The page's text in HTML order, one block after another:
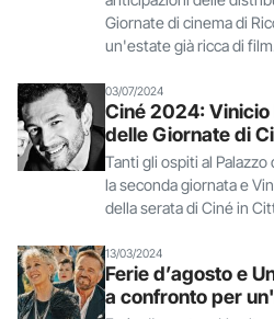
Giornate di cinema di
un'estate già ricca di
03/07/2024
Ciné 2024:
delle Giornate di
Tanti gli ospiti al
la seconda giornata e
della serata di Ciné in
13/03/2024
Ferie d’agosto e
a confronto per